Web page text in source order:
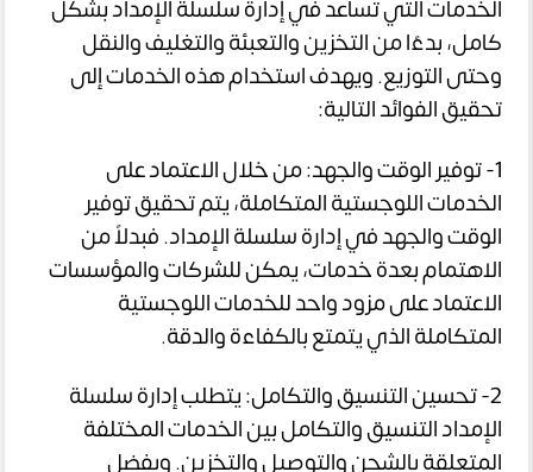
الخدمات التي تساعد في إدارة سلسلة الإمداد بشكل
كامل، بدءًا من التخزين والتعبئة والتغليف والنقل
وحتى التوزيع. ويهدف استخدام هذه الخدمات إلى
تحقيق الفوائد التالية:
1- توفير الوقت والجهد: من خلال الاعتماد على
الخدمات اللوجستية المتكاملة، يتم تحقيق توفير
الوقت والجهد في إدارة سلسلة الإمداد. فبدلاً من
الاهتمام بعدة خدمات، يمكن للشركات والمؤسسات
الاعتماد على مزود واحد للخدمات اللوجستية
المتكاملة الذي يتمتع بالكفاءة والدقة.
2- تحسين التنسيق والتكامل: يتطلب إدارة سلسلة
الإمداد التنسيق والتكامل بين الخدمات المختلفة
المتعلقة بالشحن والتوصيل والتخزين. وبفضل